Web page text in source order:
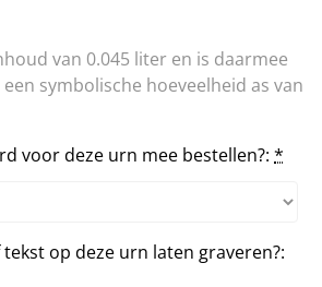
van 0.045 liter en is daarmee
symbolische hoeveelheid as van
voor deze urn mee bestellen?: *
op deze urn laten graveren?: